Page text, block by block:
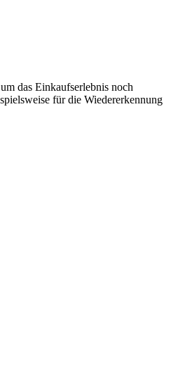
das Einkaufserlebnis noch
für die Wiedererkennung